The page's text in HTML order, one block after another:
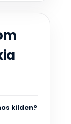
kilden?